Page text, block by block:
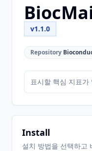
v1.1.0
Repository
표시할 핵심 지표가
Install
설치 방법을 선택하고